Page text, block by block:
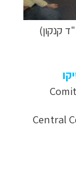
קנקון)
Central